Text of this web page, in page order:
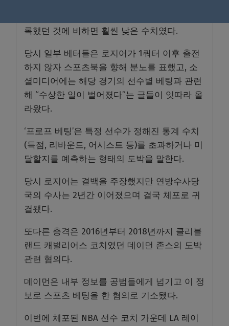
록했던 것에 비하면 훨씬 낮은 수치였다.
당시 일부 베터들은 로지어가 1쿼터 이후 출전
하지 않자 스포츠북을 향해 분노를 표했고, 소
셜미디어에는 해당 경기의 선수별 베팅과 관련
해 “수상한 일이 벌어졌다”는 글들이 잇따라 올
라왔다.
‘프로프 베팅’은 특정 선수가 정해진 통계 수치
(득점, 리바운드, 어시스트 등)를 초과하거나 미
달할지를 예측하는 형태의 도박을 말한다.
당시 로지어는 결백을 주장했지만 연방수사당
국의 수사는 2년간 이어졌으며 결국 체포로 귀
결됐다.
또다른 충격은 2016년부터 2018년까지 클리블
랜드 캐벌리어스 코치였던 데이먼 존스의 도박
관련 혐의다.
데이먼은 내부 정보를 공범들에게 넘기고 이 정
보로 스포츠 베팅을 한 혐의로 기소됐다.
이번에 체포된 NBA 선수 코치 가운데 LA 레이